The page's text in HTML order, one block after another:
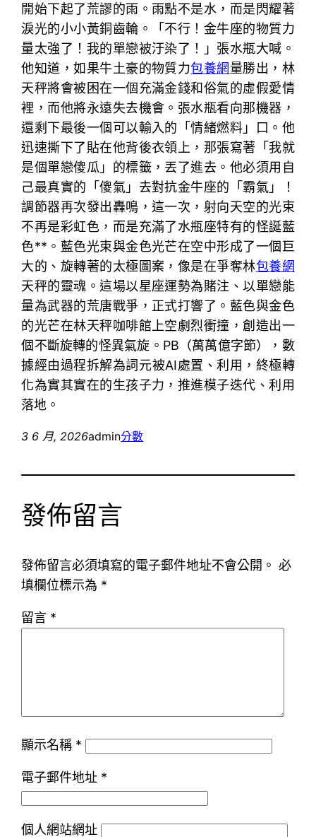
開始下起了荒謬的雨。雨點不是水，而是閃耀著
淚光的小小黃銅齒輪。「不行！金牛座的物質力
量太強了！我的單戀被汙染了！」張水瓶大喊。
他知道，如果牛土豪的物質力包養網量勝出，林
天秤將會被困在一個充滿金錢和俗氣的虛假愛情
裡，而他將永遠失去機會。張水瓶看向那機器，
還剩下最後一個可以輸入的「情緒燃料」口。他
迅速撕下了貼在他背後衣領上，那張寫著「我就
是個單戀傻瓜」的標籤，丟了進去。他必須用自
己最真實的「傻氣」去對抗金牛座的「霸氣」！
調節器再次發出轟鳴，這一次，射向天空的光束
不再是彩虹色，而是充滿了水瓶座特有的怪誕藍
色**。藍色光束與金色光芒在空中形成了一個巨
大的、旋轉著的太極圖案，像是在爭奪林包養網
天秤的靈魂。這場以星座運勢為賭注、以單戀能
量為武器的荒唐戰爭，正式打響了。藍色與金色
的光芒在林天秤咖啡館上空劇烈衝撞，創造出一
個不斷旋轉的怪異氣旋。PB（萬萬億字節），數
據經由過程拆解為詞元被AI處置、利用，終極轉
化為實其實在的生孩子力，推進模子迭代、利用
落地。
3 6 月, 2026admin分數
發佈留言
發佈留言必須填寫的電子郵件地址不會公開。 必
填欄位標示為 *
留言 *
顯示名稱 *
電子郵件地址 *
個人網站網址